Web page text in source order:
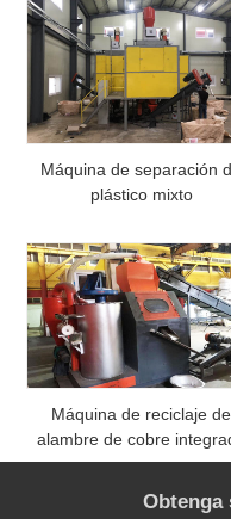
Máquina de separación
plástico mixto
Máquina de reciclaje de
alambre de cobre
Obtenga